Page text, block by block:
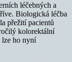
léčebných a
Biologická léčba
přežití pacientů
kolorektální
lze ho nyní